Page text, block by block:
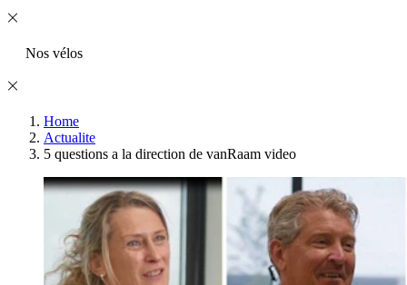
Nos vélos
Home
Actualite
5 questions a la direction de vanRaam video